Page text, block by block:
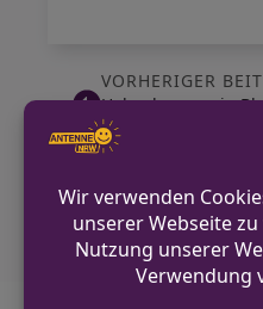
VORHERIGER
Holzschuppen in
Brand geraten